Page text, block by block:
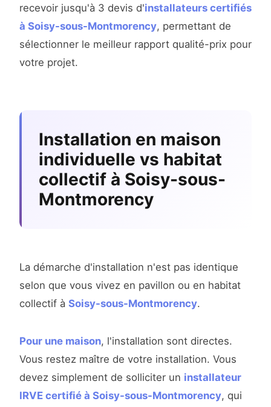
recevoir jusqu'à 3 devis d'installateurs certifiés
à Soisy-sous-Montmorency, permettant de
sélectionner le meilleur rapport qualité-prix pour
votre projet.
Installation en maison
individuelle vs habitat
collectif à Soisy-sous-
Montmorency
La démarche d'installation n'est pas identique
selon que vous vivez en pavillon ou en habitat
collectif à Soisy-sous-Montmorency.
Pour une maison, l'installation sont directes.
Vous restez maître de votre installation. Vous
devez simplement de solliciter un installateur
IRVE certifié à Soisy-sous-Montmorency, qui